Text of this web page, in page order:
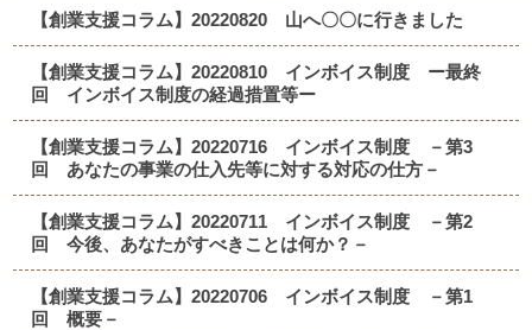
【創業支援コラム】20220820 山へ〇〇に行きました
【創業支援コラム】20220810 インボイス制度 ー最終
回 インボイス制度の経過措置等ー
【創業支援コラム】20220716 インボイス制度 －第3
回 あなたの事業の仕入先等に対する対応の仕方－
【創業支援コラム】20220711 インボイス制度 －第2
回 今後、あなたがすべきことは何か？－
【創業支援コラム】20220706 インボイス制度 －第1
回 概要－